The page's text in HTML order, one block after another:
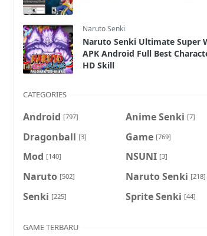
Naruto Senki
Naruto Senki Ultimate Super
APK Android Full Best
HD Skill
CATEGORIES
Android [797] Anime Senki [7]
Dragonball [3] Game [769]
Mod [140] NSUNI [3]
Naruto [502] Naruto Senki [218]
Senki [225] Sprite Senki [44]
GAME TERBARU